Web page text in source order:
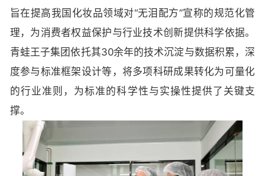
旨在提高我国化妆品领域对“无泪配方”宣称的规范化管
理，为消费者权益保护与行业技术创新提供科学依据。
青蛙王子集团依托其30余年的技术沉淀与数据积累，深
度参与标准框架设计等，将多项科研成果转化为可量化
的行业准则，为标准的科学性与实操性提供了关键支
撑。